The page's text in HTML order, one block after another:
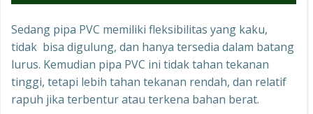
Sedang pipa PVC memiliki fleksibilitas yang kaku,
tidak bisa digulung, dan hanya tersedia dalam batang
lurus. Kemudian pipa PVC ini tidak tahan tekanan
tinggi, tetapi lebih tahan tekanan rendah, dan relatif
rapuh jika terbentur atau terkena bahan berat.